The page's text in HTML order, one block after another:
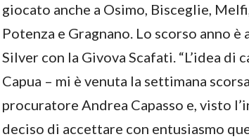
giocato anche a Osimo, Bisceglie,
Potenza e Gragnano. Lo scorso anno
Silver con la Givova Scafati. “L’idea di
Capua – mi è venuta la settimana
procuratore Andrea Capasso e, visto
deciso di accettare con entusiasmo